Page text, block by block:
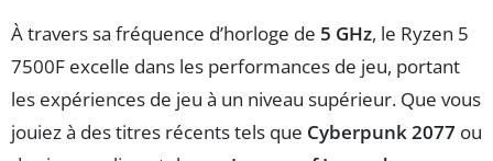
À travers sa fréquence d’horloge de 5 GHz, le Ryzen 5
7500F excelle dans les performances de jeu, portant
les expériences de jeu à un niveau supérieur. Que vous
jouiez à des titres récents tels que Cyberpunk 2077 ou